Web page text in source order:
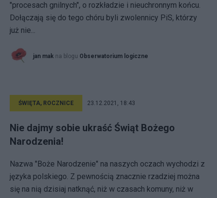
"procesach gnilnych", o rozkładzie i nieuchronnym końcu.
Dołączają się do tego chóru byli zwolennicy PiS, którzy
już nie...
jan mak na blogu Obserwatorium logiczne
ŚWIĘTA, ROCZNICE 23.12.2021, 18:43
Nie dajmy sobie ukraść Świąt Bożego
Narodzenia!
Nazwa "Boże Narodzenie" na naszych oczach wychodzi z
języka polskiego. Z pewnością znacznie rzadziej można
się na nią dzisiaj natknąć, niż w czasach komuny, niż w